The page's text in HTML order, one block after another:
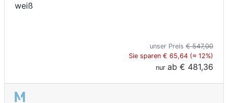
weiß
unser Preis € 547,00
Sie sparen € 65,64 (≈ 12%)
nur ab € 481,36